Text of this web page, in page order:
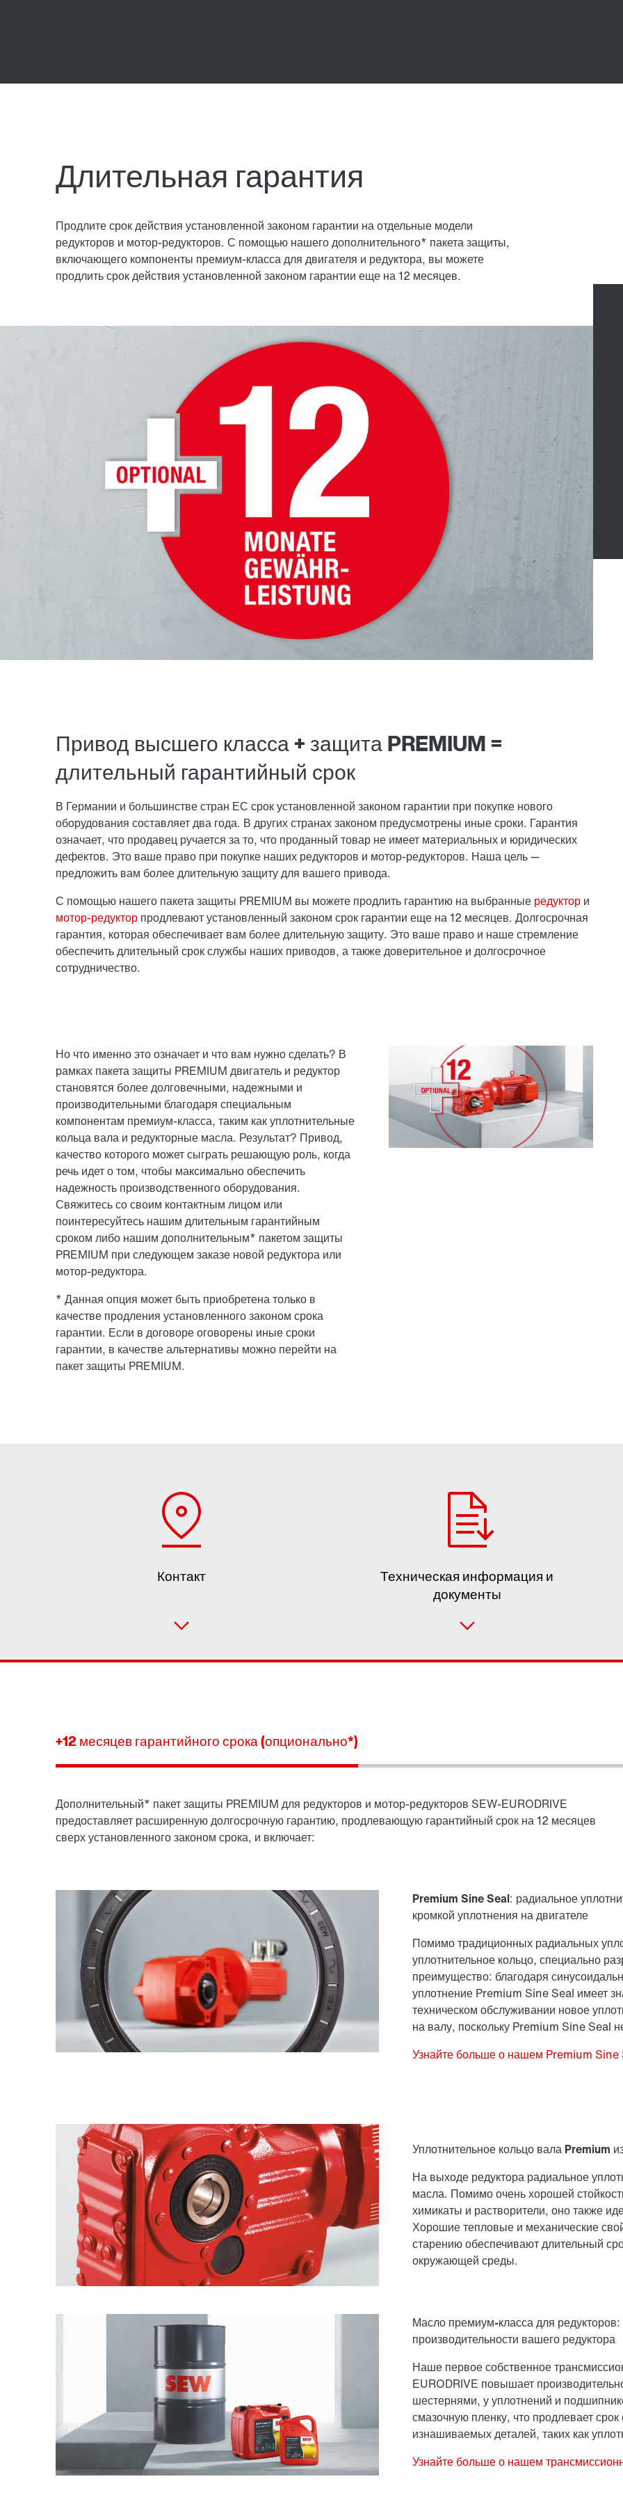
Длительная гарантия
Продлите срок действия установленной законом гарантии на отдельные модели
редукторов и мотор-редукторов. С помощью нашего дополнительного* пакета защиты,
включающего компоненты премиум-класса для двигателя и редуктора, вы можете
продлить срок действия установленной законом гарантии еще на 12 месяцев.
Привод высшего класса + защита PREMIUM =
длительный гарантийный срок
В Германии и большинстве стран ЕС срок установленной законом гарантии при покупке нового
оборудования составляет два года. В других странах законом предусмотрены иные сроки. Гарантия
означает, что продавец ручается за то, что проданный товар не имеет материальных и юридических
дефектов. Это ваше право при покупке наших редукторов и мотор-редукторов. Наша цель —
предложить вам более длительную защиту для вашего привода.
С помощью нашего пакета защиты PREMIUM вы можете продлить гарантию на выбранные редуктор и
мотор-редуктор продлевают установленный законом срок гарантии еще на 12 месяцев. Долгосрочная
гарантия, которая обеспечивает вам более длительную защиту. Это ваше право и наше стремление
обеспечить длительный срок службы наших приводов, а также доверительное и долгосрочное
сотрудничество.
Но что именно это означает и что вам нужно сделать? В
рамках пакета защиты PREMIUM двигатель и редуктор
становятся более долговечными, надежными и
производительными благодаря специальным
компонентам премиум-класса, таким как уплотнительные
кольца вала и редукторные масла. Результат? Привод,
качество которого может сыграть решающую роль, когда
речь идет о том, чтобы максимально обеспечить
надежность производственного оборудования.
Свяжитесь со своим контактным лицом или
поинтересуйтесь нашим длительным гарантийным
сроком либо нашим дополнительным* пакетом защиты
PREMIUM при следующем заказе новой редуктора или
мотор-редуктора.
* Данная опция может быть приобретена только в
качестве продления установленного законом срока
гарантии. Если в договоре оговорены иные сроки
гарантии, в качестве альтернативы можно перейти на
пакет защиты PREMIUM.
Контакт
Техническая информация и
документы
+12 месяцев гарантийного срока (опционально*)
Дополнительный* пакет защиты PREMIUM для редукторов и мотор-редукторов SEW-EURODRIVE
предоставляет расширенную долгосрочную гарантию, продлевающую гарантийный срок на 12 месяцев
сверх установленного законом срока, и включает:
Premium Sine Seal: радиальное
кромкой уплотнения на двигателе
Помимо традиционных радиальных
уплотнительное кольцо, специально
преимущество: благодаря
уплотнение Premium Sine Seal имеет
техническом обслуживании новое
на валу, поскольку Premium Sine Seal
Узнайте больше о нашем Premium Sine
Уплотнительное кольцо вала Premium
На выходе редуктора радиальное
масла. Помимо очень хорошей
химикаты и растворители, оно также
Хорошие тепловые и механические
старению обеспечивают длительный
окружающей среды.
Масло премиум-класса для редукторов
производительности вашего редуктора
Наше первое собственное
EURODRIVE повышает
шестернями, у уплотнений и
смазочную пленку, что продлевает
изнашиваемых деталей, таких как
Узнайте больше о нашем